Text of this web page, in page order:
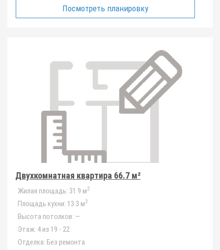
Посмотреть планировку
Двухкомнатная квартира 66.7 м²
Жилая площадь: 31.9 м2
Площадь кухни: 13.3 м2
Высота потолков: —
Этаж: 4 из 19 - 22
Отделка: Без ремонта